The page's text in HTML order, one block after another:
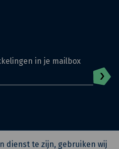
in je mailbox
dienst te zijn, gebruiken wij